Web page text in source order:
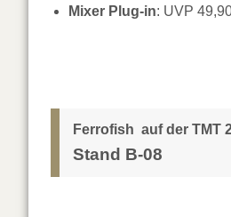
Mixer Plug-in: UVP
Ferrofish auf der TMT
Stand B-08